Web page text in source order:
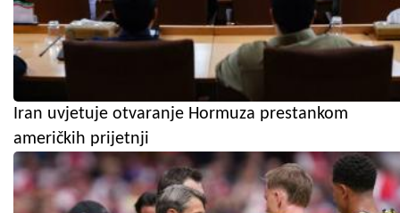
Iran uvjetuje otvaranje Hormuza prestankom
američkih prijetnji